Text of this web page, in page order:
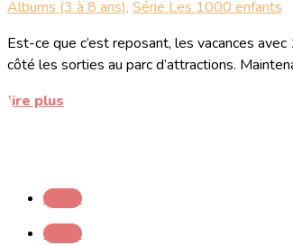
Albums (3 à 8 ans), Série Les 1000 enfants
Est-ce que c’est reposant, les vacances
côté les sorties au parc d’attractions.
lire plus
Suivre
Suivre